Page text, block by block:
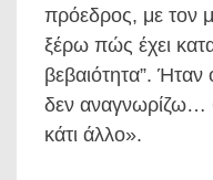
πρόεδρος, με τον
ξέρω πώς έχει
βεβαιότητα”.
δεν
κάτι άλλο».